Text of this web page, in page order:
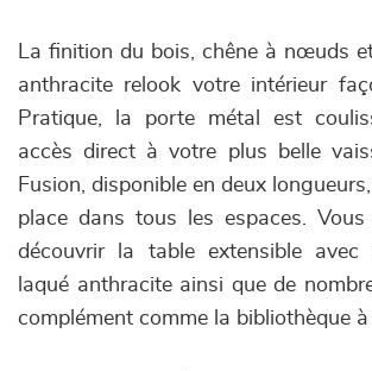
La finition du bois, chêne à nœuds
anthracite relook votre intérieur
Pratique, la porte métal est
accès direct à votre plus belle
Fusion, disponible en deux
place dans tous les espaces.
découvrir la table extensible avec
laqué anthracite ainsi que de
complément comme la bibliothèque à